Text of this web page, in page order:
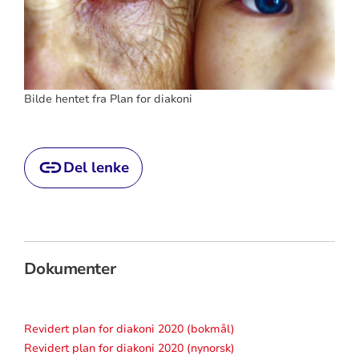
Bilde hentet fra Plan for diakoni
Del lenke
Dokumenter
Revidert plan for diakoni 2020 (bokmål)
Revidert plan for diakoni 2020 (nynorsk)